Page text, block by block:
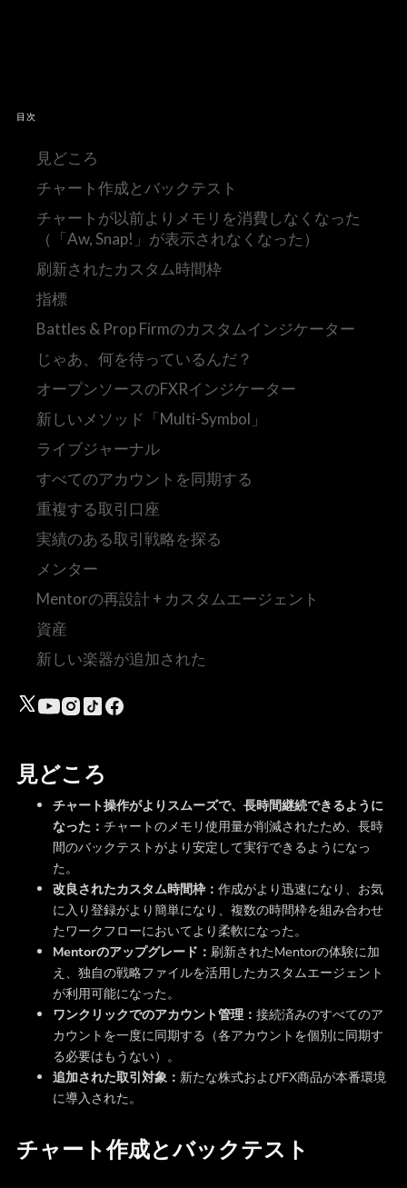
見どころ
チャート操作がよりスムーズで、長時間継続できるように
なった： チャートのメモリ使用量が削減されたため、長時
間のバックテストがより安定して実行できるようになっ
た。
改良されたカスタム時間枠： 作成がより迅速になり、お気
に入り登録がより簡単になり、複数の時間枠を組み合わせ
たワークフローにおいてより柔軟になった。
Mentorのアップグレード： 刷新されたMentorの体験に加
え、独自の戦略ファイルを活用したカスタムエージェント
が利用可能になった。
ワンクリックでのアカウント管理： 接続済みのすべてのア
カウントを一度に同期する（各アカウントを個別に同期す
る必要はもうない）。
追加された取引対象： 新たな株式およびFX商品が本番環境
に導入された。
チャート作成とバックテスト
目次
見どころ
チャート作成とバックテスト
チャートが以前よりメモリを消費しなくなった
（「Aw, Snap!」が表示されなくなった）
刷新されたカスタム時間枠
指標
Battles & Prop Firmのカスタムインジケーター
じゃあ、何を待っているんだ？
オープンソースのFXRインジケーター
新しいメソッド「Multi-Symbol」
ライブジャーナル
すべてのアカウントを同期する
重複する取引口座
実績のある取引戦略を探る
メンター
Mentorの再設計 + カスタムエージェント
資産
新しい楽器が追加された